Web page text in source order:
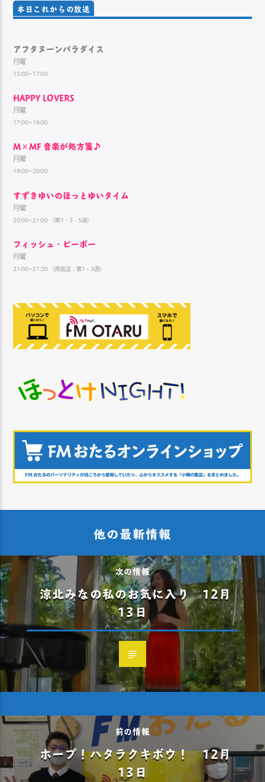
本日これからの放送
アフタヌーンパラダイス
月曜
15:00~17:00
HAPPY LOVERS
月曜
17:00~19:00
M×MF 音楽が処方箋♪
月曜
19:00~20:00
すずきゆいのほっとゆいタイム
月曜
20:00~21:00 （第1・3・5週）
フィッシュ・ピーポー
月曜
21:00~21:30 （再放送：第1・3週）
他の最新情報
次の情報
涼北みなの私のお気に入り 12月
13日
前の情報
ホープ！ハタラクキボウ！ 12月
13日